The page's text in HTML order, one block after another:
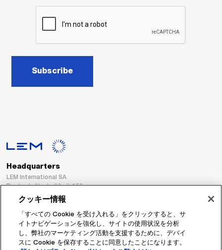
Subscribe
Headquarters
LEM International SA
Route du Nant-d’Avril, 152
1217 Meyrin
Switzerland
Tel. :
+41 22 706 11 11
Fax : +41 22 794 94 78
クッキー情報
「すべての Cookie を受け入れる」をクリックすると、サ
イトナビゲーションを強化し、サイトの使用状況を分析
し、弊社のマーケティング活動を支援するために、デバイ
スに Cookie を保存することに同意したことになります。